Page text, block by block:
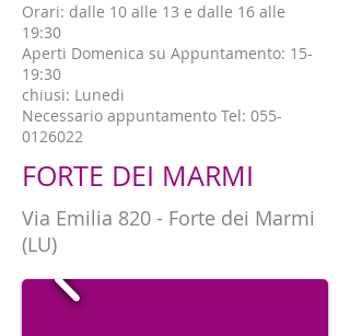
Orari: dalle 10 alle 13 e dalle 16 alle
19:30
Aperti Domenica su Appuntamento: 15-
19:30
chiusi: Lunedi
Necessario appuntamento Tel: 055-
0126022
FORTE DEI MARMI
Via Emilia 820 - Forte dei Marmi
(LU)